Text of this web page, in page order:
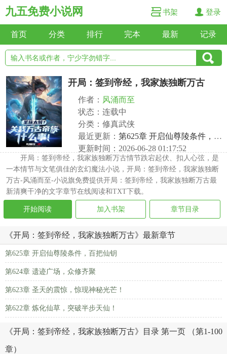
九五免费小说网 书架 登录
首页 分类 排行 完本 最新 记录
开局：签到帝经，我家族独断万古
作者： 风涌而至
状态：连载中
分类：修真武侠
最近更新： 第625章 开启仙尊陵条件，百把仙钥
更新时间：2026-06-28 01:17:52
开局：签到帝经，我家族独断万古情节跌宕起伏、扣人心弦，是
一本情节与文笔俱佳的玄幻魔法小说，开局：签到帝经，我家族独断
万古-风涌而至-小说旗免费提供开局：签到帝经，我家族独断万古最
新清爽干净的文字章节在线阅读和TXT下载。
开始阅读 加入书架 章节目录
《开局：签到帝经，我家族独断万古》最新章节
第625章 开启仙尊陵条件，百把仙钥
第624章 遗迹广场，众修齐聚
第623章 圣天的震惊，惊现神秘光芒！
第622章 炼化仙草，突破半步天仙！
《开局：签到帝经，我家族独断万古》目录 第一页 （第1-100
章）